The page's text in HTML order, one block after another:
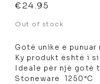
€24.95
Out of stock
Gotë unike e punuar
Ky produkt është i
Ideale për një gotë
Stoneware 1250°C